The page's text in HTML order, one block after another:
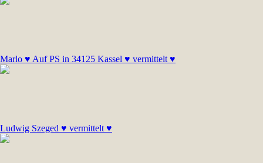
Marlo ♥ Auf PS in 34125 Kassel ♥ vermittelt ♥
Ludwig Szeged ♥ vermittelt ♥